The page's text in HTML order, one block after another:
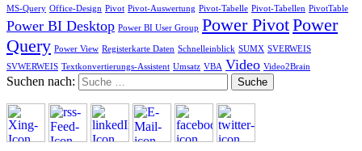
MS-Query Office-Design Pivot Pivot-Auswertung Pivot-Tabelle Pivot-Tabellen PivotTable
Power BI Desktop Power BI User Group Power PivotPower
Query Power View Registerkarte Daten Schnelleinblick SUMX SVERWEIS
SVWERWEIS Textkonvertierungs-Assistent Umsatz VBA Video Video2Brain
Suchen nach: